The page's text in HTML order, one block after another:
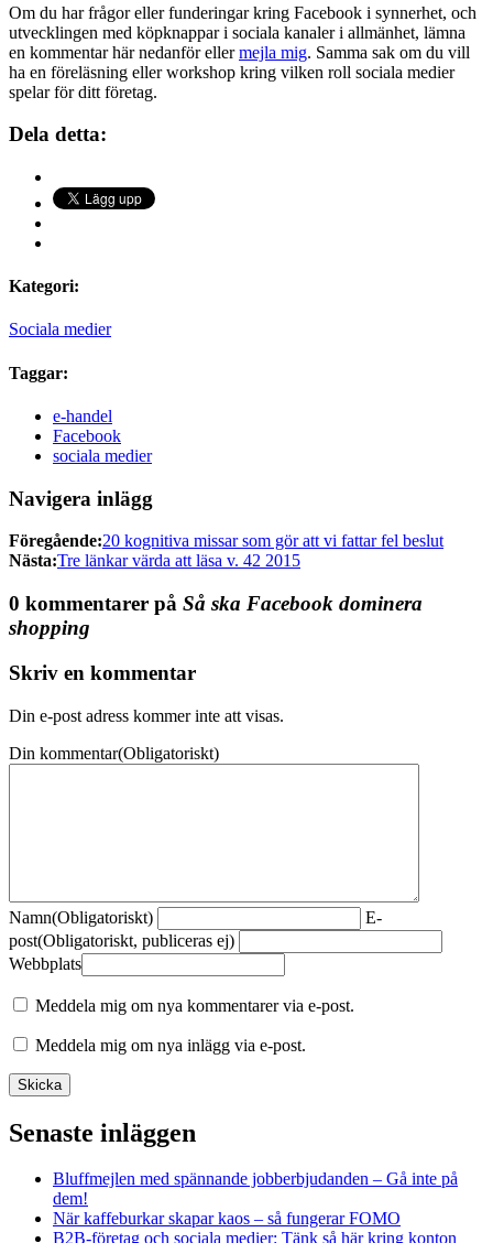
Om du har frågor eller funderingar kring Facebook i synnerhet, och
utvecklingen med köpknappar i sociala kanaler i allmänhet, lämna
en kommentar här nedanför ellermejla mig. Samma sak om du vill
ha en föreläsning eller workshop kring vilken roll sociala medier
spelar för ditt företag.
Dela detta:
Kategori:
Sociala medier
Taggar:
e-handel
Facebook
sociala medier
Navigera inlägg
Föregående:20 kognitiva missar som gör att vi fattar fel beslut
Nästa:Tre länkar värda att läsa v. 42 2015
0 kommentarer på Så ska Facebook dominera
shopping
Skriv en kommentar
Din e-post adress kommer inte att visas.
Din kommentar(Obligatoriskt)
Namn(Obligatoriskt)
E-
post(Obligatoriskt, publiceras ej)
Webbplats
Meddela mig om nya kommentarer via e-post.
Meddela mig om nya inlägg via e-post.
Senaste inläggen
Bluffmejlen med spännande jobberbjudanden – Gå inte på
dem!
När kaffeburkar skapar kaos – så fungerar FOMO
B2B-företag och sociala medier: Tänk så här kring konton